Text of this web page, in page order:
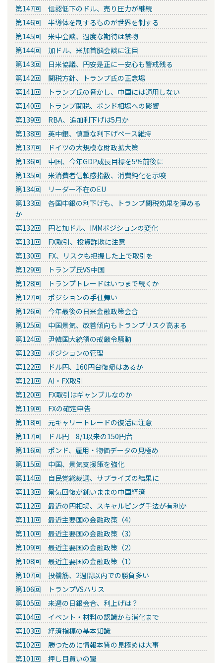
第147回 信認低下のドル、売り圧力が継続
第146回 半導体を制するものが世界を制する
第145回 米中会談、過度な期待は禁物
第144回 加ドル、米加首脳会談に注目
第143回 日米協議、円安是正に一安心も警戒残る
第142回 関税方針、トランプ氏の正念場
第141回 トランプ氏の脅かし、中国には通用しない
第140回 トランプ関税、ポンド相場への影響
第139回 RBA、追加利下げは5月か
第138回 英中銀、慎重な利下げペース維持
第137回 ドイツの大規模な財政拡大策
第136回 中国、今年GDP成長目標を5％前後に
第135回 米消費者信頼感指数、消費鈍化を示唆
第134回 リーダー不在のEU
第133回 各国中銀の利下げも、トランプ関税効果を薄める
か
第132回 円と加ドル、IMMポジションの変化
第131回 FX取引、投資詐欺に注意
第130回 FX、リスクも把握した上で取引を
第129回 トランプ氏VS中国
第128回 トランプトレードはいつまで続くか
第127回 ポジションの手仕舞い
第126回 今年最後の日米金融政策会合
第125回 中国景気、改善傾向もトランプリスク高まる
第124回 尹韓国大統領の戒厳令騒動
第123回 ポジションの管理
第122回 ドル円、160円台復帰はあるか
第121回 AI・FX取引
第120回 FX取引はギャンブルなのか
第119回 FXの確定申告
第118回 元キャリートレードの復活に注意
第117回 ドル円 8/1以来の150円台
第116回 ポンド、雇用・物価データの見極め
第115回 中国、景気支援策を強化
第114回 自民党総裁選、サプライズの結果に
第113回 景気回復が鈍いままの中国経済
第112回 最近の円相場、スキャルピング手法が有利か
第111回 最近主要国の金融政策（4）
第110回 最近主要国の金融政策（3）
第109回 最近主要国の金融政策（2）
第108回 最近主要国の金融政策（1）
第107回 投機筋、2週間以内での勝負多い
第106回 トランプVSハリス
第105回 来週の日銀会合、利上げは？
第104回 イベント・材料の認識から消化まで
第103回 経済指標の基本知識
第102回 勝つために情報本質の見極めは大事
第101回 押し目買いの罠